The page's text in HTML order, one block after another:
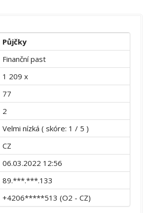
Půjčky
Finanční past
1 209 x
77
2
Velmi nízká ( skóre: 1 / 5 )
CZ
06.03.2022 12:56
89.***.***.133
+4206*****513 (O2 - CZ)